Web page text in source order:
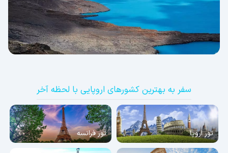
سفر به بهترین کشورهای اروپایی با لحظه آخر
تور اروپا تور فرانسه